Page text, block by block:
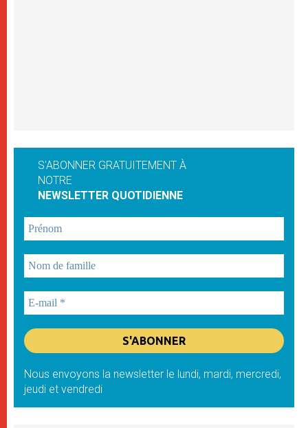
S'ABONNER GRATUITEMENT À
NOTRE
NEWSLETTER QUOTIDIENNE
Nous envoyons la newsletter le lundi, mardi, mercredi,
jeudi et vendredi